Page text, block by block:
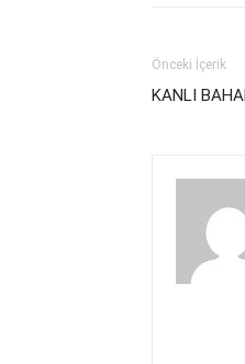
Önceki İçerik
KANLI